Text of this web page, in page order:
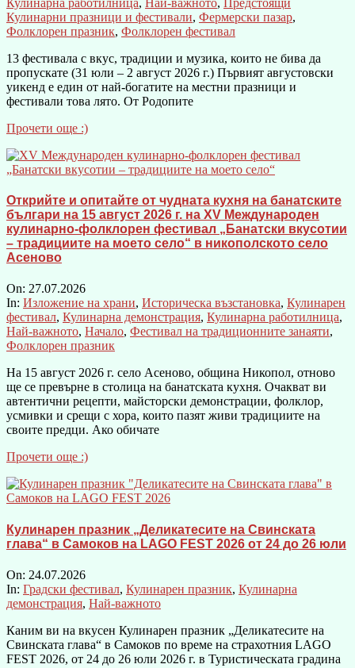
Кулинарна работилница, Най-важното,
Предстоящи
Кулинарни празници и фестивали, Фермерски пазар,
Фолклорен празник, Фолклорен фестивал
13 фестивала с вкус, традиции и музика, които не бива да
пропускате (31 юли – 2 август 2026 г.) Първият августовски
уикенд е един от най-богатите на местни празници и
фестивали това лято. От Родопите
Прочети още :)
Открийте и опитайте от чудната кухня на банатските
българи на 15 август 2026 г. на XV Международен
кулинарно-фолклорен фестивал „Банатски вкусотии
– традициите на моето село“ в никополското село
Асеново
On: 27.07.2026
In: Изложение на храни, Историческа възстановка, Кулинарен
фестивал, Кулинарна демонстрация, Кулинарна работилница,
Най-важното, Начало, Фестивал на традиционните занаяти,
Фолклорен празник
На 15 август 2026 г. село Асеново, община Никопол, отново
ще се превърне в столица на банатската кухня. Очакват ви
автентични рецепти, майсторски демонстрации, фолклор,
усмивки и срещи с хора, които пазят живи традициите на
своите предци. Ако обичате
Прочети още :)
Кулинарен празник „Деликатесите на Свинската
глава“ в Самоков на LAGO FEST 2026 от 24 до 26 юли
On: 24.07.2026
In: Градски фестивал, Кулинарен празник, Кулинарна
демонстрация, Най-важното
Каним ви на вкусен Кулинарен празник „Деликатесите на
Свинската глава“ в Самоков по време на страхотния LAGO
FEST 2026, от 24 до 26 юли 2026 г. в Туристическата градина